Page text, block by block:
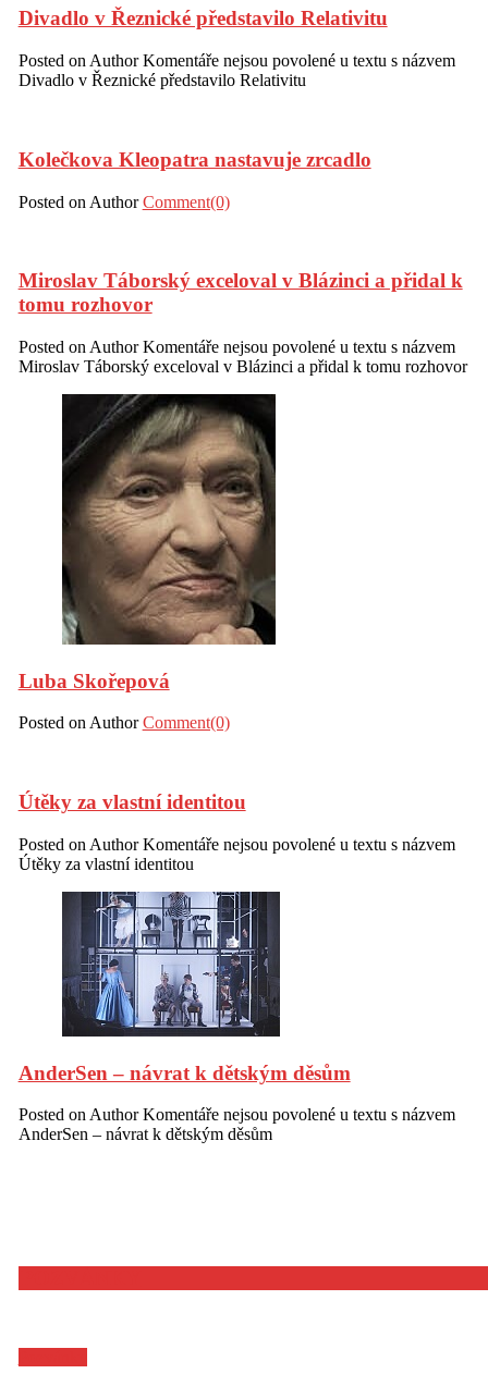
Divadlo v Řeznické představilo Relativitu
Posted on Author Komentáře nejsou povolenéu textu s názvem
Divadlo v Řeznické představilo Relativitu
Kolečkova Kleopatra nastavuje zrcadlo
Posted on Author Comment(0)
Miroslav Táborský exceloval v Blázinci a přidal k
tomu rozhovor
Posted on Author Komentáře nejsou povolenéu textu s názvem
Miroslav Táborský exceloval v Blázinci a přidal k tomu rozhovor
Luba Skořepová
Posted onAuthor Comment(0)
Útěky za vlastní identitou
Posted on Author Komentáře nejsou povolenéu textu s názvem
Útěky za vlastní identitou
AnderSen – návrat k dětským děsům
Posted on Author Komentáře nejsou povolenéu textu s názvem
AnderSen – návrat k dětským děsům